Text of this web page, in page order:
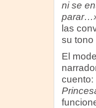
ni se
las
su tono
El
cuento: